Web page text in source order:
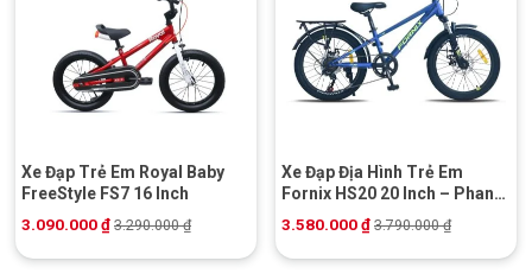
Xe Đạp Trẻ Em Royal Baby
FreeStyle FS7 16 Inch
3.090.000₫ 3.290.000₫
Xe Đạp Địa Hình Trẻ Em
Fornix HS20 20 Inch – Phanh
3.580.000₫ 3.790.000₫